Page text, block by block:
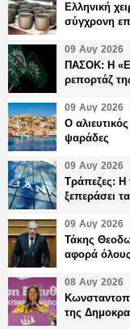
Ελληνική
σύγχρονη
09 Αυγ 2026
ΠΑΣΟΚ: Η
ρεπορτάζ
09 Αυγ 2026
Ο
ψαράδες
09 Αυγ 2026
Τράπεζες: H
ξεπεράσει
09 Αυγ 2026
Τάκης
αφορά όλους
08 Αυγ 2026
της